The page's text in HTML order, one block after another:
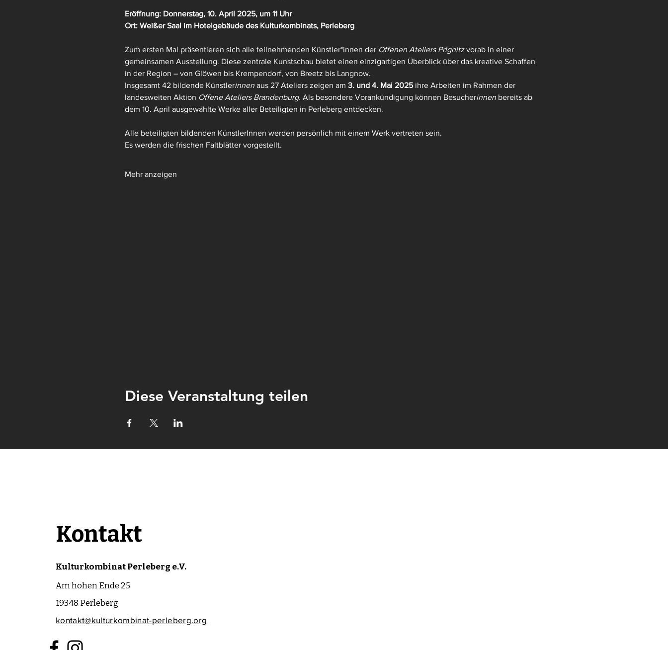
Eröffnung: Donnerstag, 10. April 2025, um 11 Uhr
Ort: Weißer Saal im Hotelgebäude des Kulturkombinats, Perleberg
Zum ersten Mal präsentieren sich alle teilnehmenden Künstler*innen der Offenen Ateliers Prignitz vorab in einer
gemeinsamen Ausstellung. Diese zentrale Kunstschau bietet einen einzigartigen Überblick über das kreative Schaffen
in der Region – von Glöwen bis Krempendorf, von Breetz bis Langnow.
Insgesamt 42 bildende Künstlerinnen aus 27 Ateliers zeigen am 3. und 4. Mai 2025 ihre Arbeiten im Rahmen der
landesweiten Aktion Offene Ateliers Brandenburg. Als besondere Vorankündigung können Besucherinnen bereits ab
dem 10. April ausgewählte Werke aller Beteiligten in Perleberg entdecken.
Alle beteiligten bildenden KünstlerInnen werden persönlich mit einem Werk vertreten sein.
Es werden die frischen Faltblätter vorgestellt.
Mehr anzeigen
Diese Veranstaltung teilen
Kontakt
Kulturkombinat Perleberg e.V.
Am hohen Ende 25
19348 Perleberg
kontakt@kulturkombinat-perleberg.org